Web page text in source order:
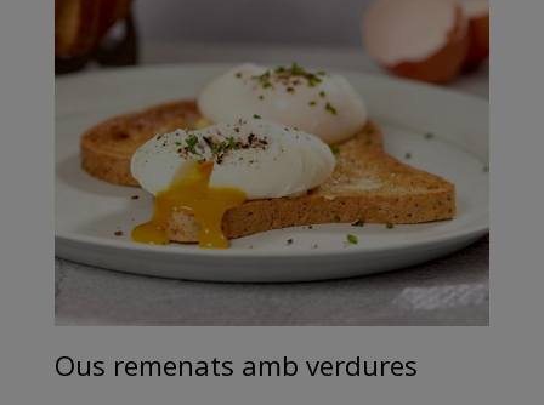
Ous remenats amb verdures